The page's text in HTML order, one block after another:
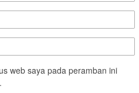
web saya pada peramban ini